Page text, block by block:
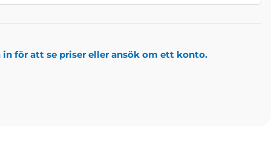
in för att se priser eller ansök om ett konto.